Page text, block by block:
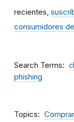
recientes,
consumidores
Search Terms
phishing
Topics